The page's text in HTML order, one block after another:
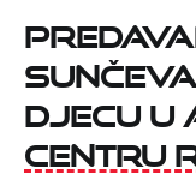
djecu u
centru